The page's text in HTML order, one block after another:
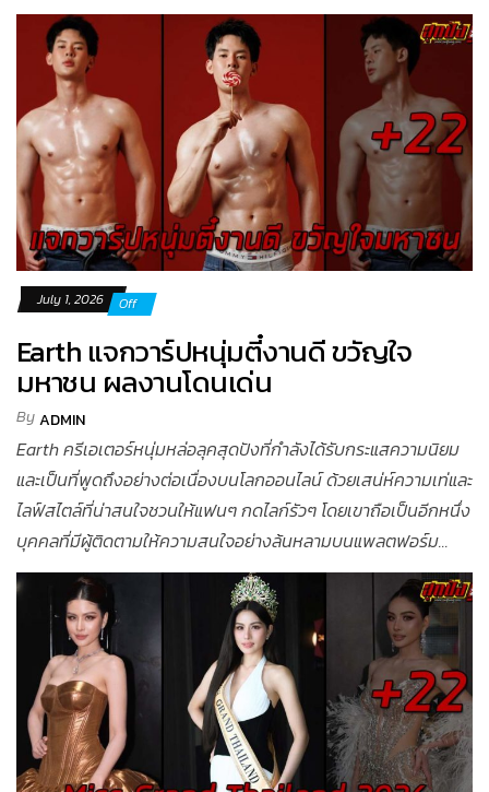
July 1, 2026 Off
Earth แจกวาร์ปหนุ่มตี๋งานดี ขวัญใจ
มหาชน ผลงานโดนเด่น
ByADMIN
Earth ครีเอเตอร์หนุ่มหล่อลุคสุดปังที่กำลังได้รับกระแสความนิยม
และเป็นที่พูดถึงอย่างต่อเนื่องบนโลกออนไลน์ ด้วยเสน่ห์ความเท่และ
ไลฟ์สไตล์ที่น่าสนใจชวนให้แฟนๆ กดไลก์รัวๆ โดยเขาถือเป็นอีกหนึ่ง
บุคคลที่มีผู้ติดตามให้ความสนใจอย่างล้นหลามบนแพลตฟอร์ม...